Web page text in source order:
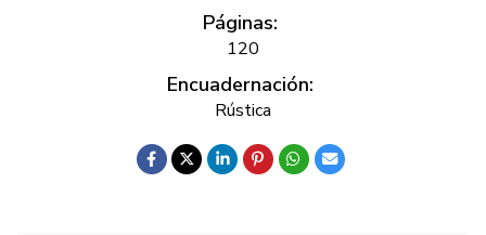
Páginas:
120
Encuadernación:
Rústica